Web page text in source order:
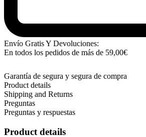
Envío Gratis Y Devoluciones:
En todos los pedidos de más de 59,00€
Garantía de segura y segura de compra
Product details
Shipping and Returns
Preguntas
Preguntas y respuestas
Product details